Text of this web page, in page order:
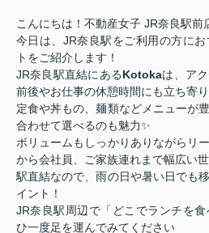
こんにちは！不動産女子 JR奈良駅前
今日は、JR奈良駅をご利用の方に
トをご紹介します！
JR奈良駅直結にあるKotokaは、ア
前後やお仕事の休憩時間にも立ち寄
定食や丼もの、麺類などメニューが
合わせて選べるのも魅力✨
ボリュームもしっかりありながらリ
から会社員、ご家族連れまで幅広い
駅直結なので、雨の日や暑い日でも
イント！
JR奈良駅周辺で「どこでランチを
ひ一度足を運んでみてください